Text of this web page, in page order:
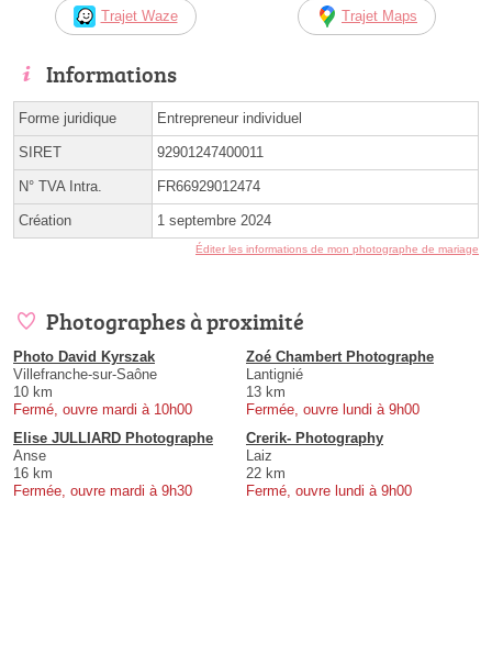
Trajet Waze Trajet Maps
Informations
Forme juridique Entrepreneur individuel
SIRET 92901247400011
N° TVA Intra. FR66929012474
Création 1 septembre 2024
Éditer les informations de mon photographe de mariage
Photographes à proximité
Photo David Kyrszak
Villefranche-sur-Saône
10 km
Fermé, ouvre mardi à 10h00
Zoé Chambert Photographe
Lantignié
13 km
Fermée, ouvre lundi à 9h00
Elise JULLIARD Photographe
Anse
16 km
Fermée, ouvre mardi à 9h30
Crerik- Photography
Laiz
22 km
Fermé, ouvre lundi à 9h00